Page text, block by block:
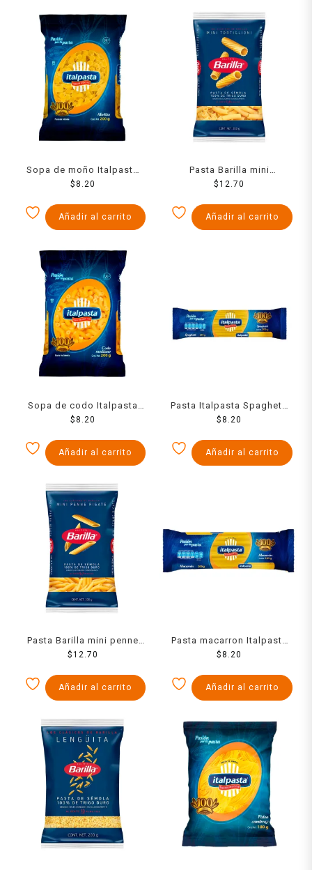
Sopa de moño Italpasta
200 g
$ 8.20
Añadir al carrito
Pasta Barilla mini
tortiglioni 200 g
$12.70
Añadir al carrito
Sopa de codo Italpasta
mediano 200 g
$ 8.20
Añadir al carrito
Pasta Italpasta Spaghetti
200 Grs
$ 8.20
Añadir al carrito
Pasta Barilla mini penne
rigate 200 g
$12.70
Añadir al carrito
Pasta macarron Italpasta
200 g
$ 8.20
Añadir al carrito